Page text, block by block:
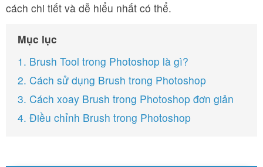
cách chi tiết và dễ hiểu nhất có thể.
Mục lục
1. Brush Tool trong Photoshop là gì?
2. Cách sử dụng Brush trong Photoshop
3. Cách xoay Brush trong Photoshop đơn giản
4. Điều chỉnh Brush trong Photoshop